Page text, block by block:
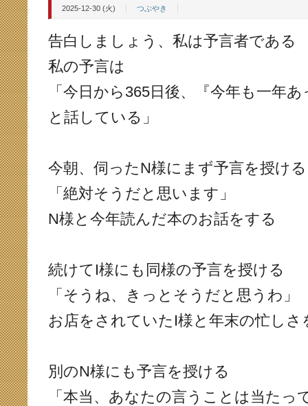
2025-12-30 (火) つぶやき
告白しましょう、私は予言者である
私の予言は
「今日から365日後、『今年も一年
と話している」
今朝、伺ったN様にまず予言を授ける
「絶対そうだと思います」
N様と今年読んだ本のお話をする
続けてI様にも同様の予言を授ける
「そうね、きっとそうだと思うわ」
お店をされていたI様と年末の忙しさ
別のN様にも予言を授ける
「本当、あなたの言うことは当たっ